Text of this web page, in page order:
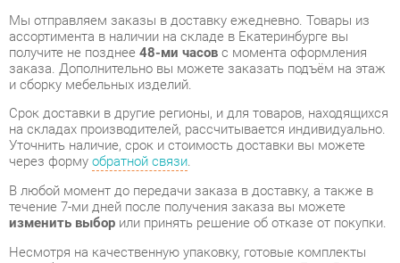
Срок доставки в другие регионы, и для товаров, находящихся
на складах производителей, рассчитывается индивидуально.
Уточнить наличие, срок и стоимость доставки вы можете
через формуобратной связи.
В любой момент до передачи заказа в доставку, а также в
течение 7-ми дней после получения заказа вы можете
изменить выборили принять решение об отказе от покупки.
Несмотря на качественную упаковку, готовые комплекты
могут быть повреждены при транспортировке. Если Вы
заметили дефект при приёме - мы заменим поврежденную
деталь.Повторная доставкатовара -бесплатна.
На всю мебель категории Готовые комплекты
года с момента приобретения.